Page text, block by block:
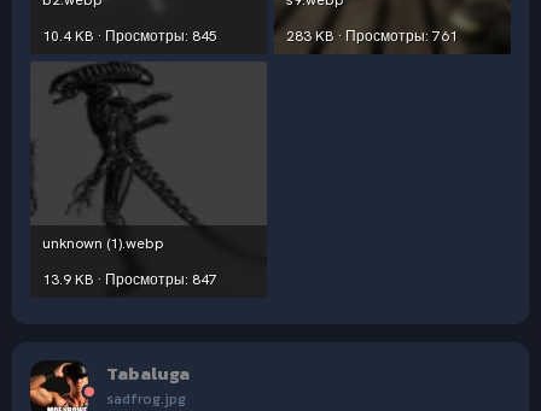
10.4 KB · Просмотры: 845
283 KB · Просмотры: 761
unknown (1).webp
13.9 KB · Просмотры: 847
Tabaluga
sadfrog.jpg